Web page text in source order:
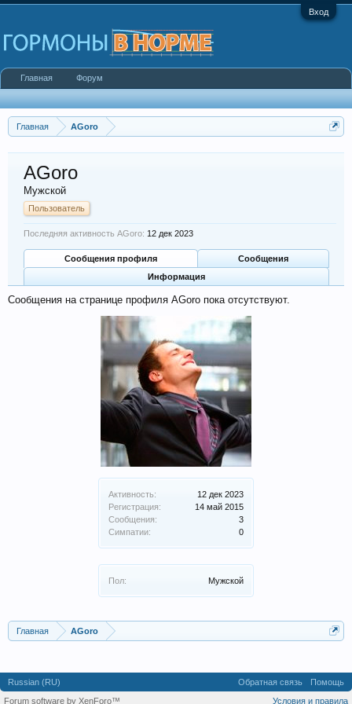
Вход
Главная AGoro
Активность:
12 дек 2023
Регистрация:
14 май 2015
Сообщения:
3
Симпатии:
0
Пол: Мужской
AGoro
Мужской
Пользователь
Последняя активность AGoro: 12 дек 2023
Сообщения профиля
Сообщения
Информация
Сообщения на странице профиля AGoro пока отсутствуют.
Главная AGoro
Главная Форум
Russian (RU) Обратная связь
Помощь
Условия и правила
Forum software by XenForo™